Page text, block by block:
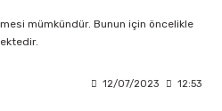
mümkündür. Bunun için öncelikle
12/07/2023 12:53